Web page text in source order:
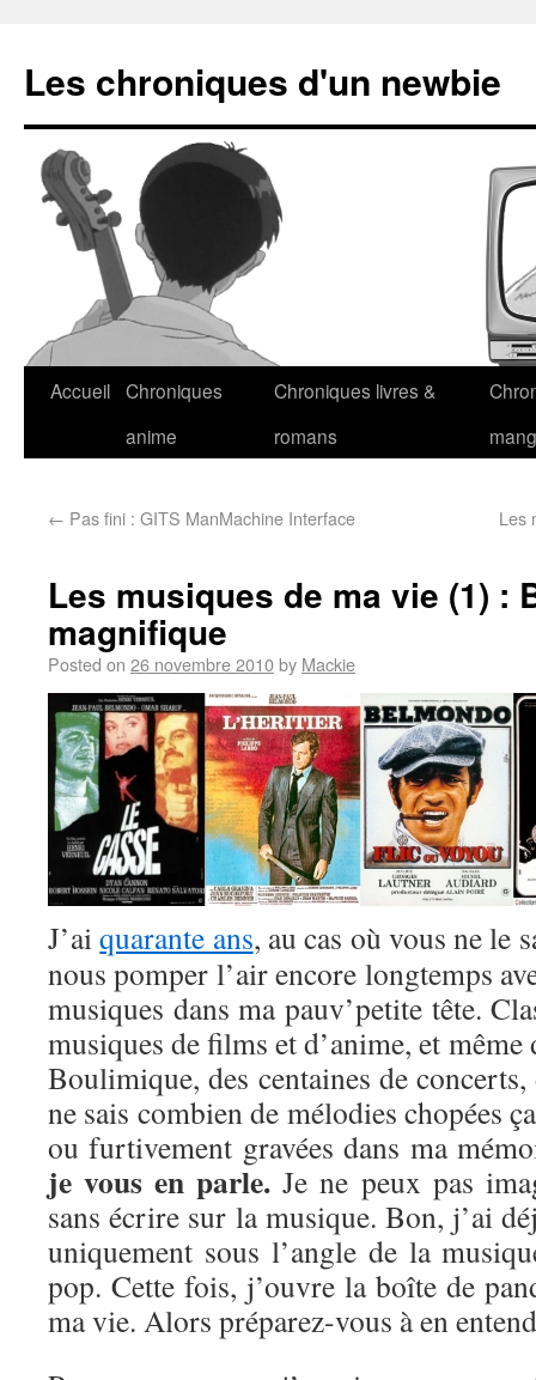
Les chroniques d'un newbie
Accueil Chroniques
anime
Chroniques livres &
romans
← Pas fini : GITS ManMachine Interface Les
Les musiques de ma vie (1) :
magnifique
Posted on 26 novembre 2010by Mackie
J’aiquarante ans, au cas où vous ne le
nous pomper l’air encore longtemps
musiques dans ma pauv’petite tête.
musiques de films et d’anime, et
Boulimique, des centaines de
ne sais combien de mélodies chopées
ou furtivement gravées dans ma
je vous en parle. Je ne peux pas
sans écrire sur la musique. Bon, j’ai
uniquement sous l’angle de la
pop. Cette fois, j’ouvre la boîte de
ma vie. Alors préparez-vous à en